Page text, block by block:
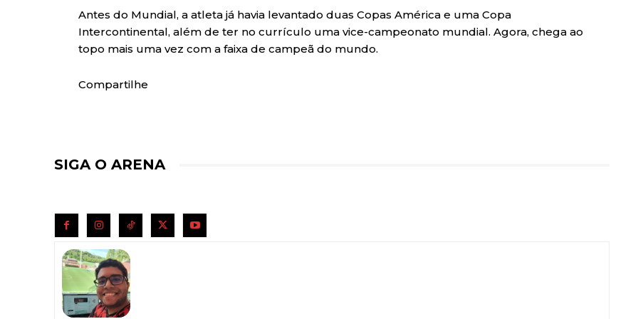
Antes do Mundial, a atleta já havia levantado duas Copas América e uma Copa
Intercontinental, além de ter no currículo uma vice-campeonato mundial. Agora, chega ao
topo mais uma vez com a faixa de campeã do mundo.
Compartilhe
SIGA O ARENA